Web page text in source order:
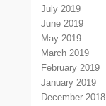
July 2019
June 2019
May 2019
March 2019
February 2019
January 2019
December 2018